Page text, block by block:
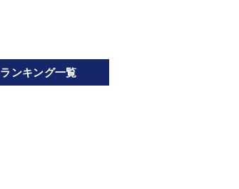
ランキング一覧